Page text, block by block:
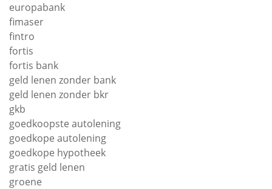
europabank
fimaser
fintro
fortis
fortis bank
geld lenen zonder bank
geld lenen zonder bkr
gkb
goedkoopste autolening
goedkope autolening
goedkope hypotheek
gratis geld lenen
groene